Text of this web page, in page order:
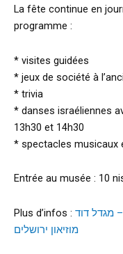
La fête continue en
programme :
* visites guidées
* jeux de société à
* trivia
* danses israéliennes
13h30 et 14h30
* spectacles musicaux
Entrée au musée : 10
Plus d’infos : מגדל דוד
מוזיאון ירושלים